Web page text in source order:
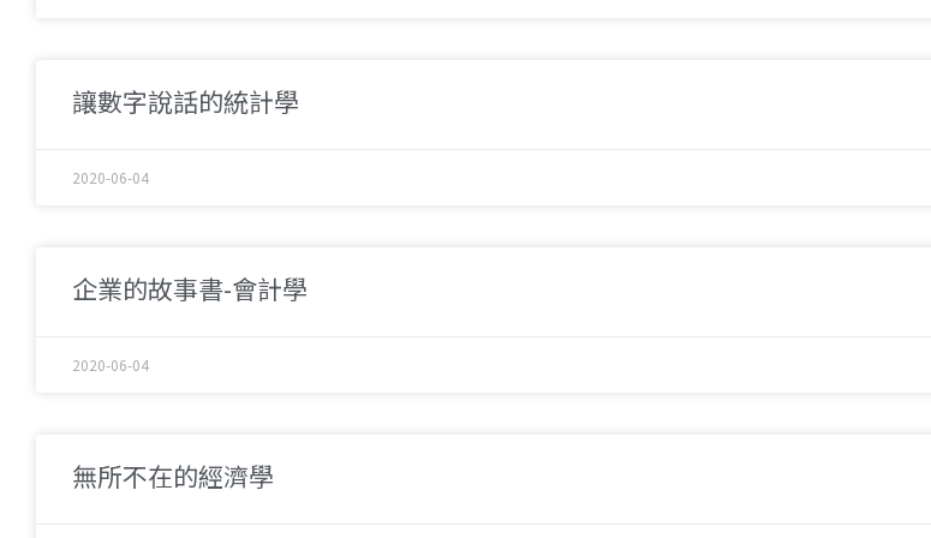
讓數字說話的統計學
2020-06-04
企業的故事書-會計學
2020-06-04
無所不在的經濟學